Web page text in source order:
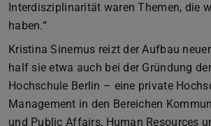
Interdisziplinarität waren Themen, die
haben.“
Kristina Sinemus reizt der Aufbau
half sie etwa auch bei der Gründung
Hochschule Berlin – eine private
Management in den Bereichen
und Public Affairs, Human Resources